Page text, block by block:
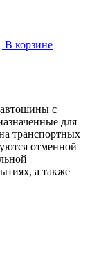
В корзине
с
для
транспортных
отменной
а также